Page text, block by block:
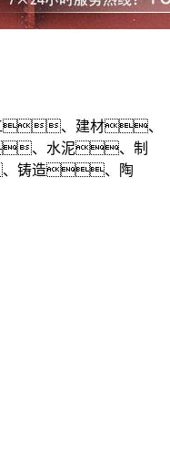
、建材、
、水泥、制
铸造、陶